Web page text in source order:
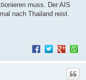
muss. Der AIS
nach Thailand reist.